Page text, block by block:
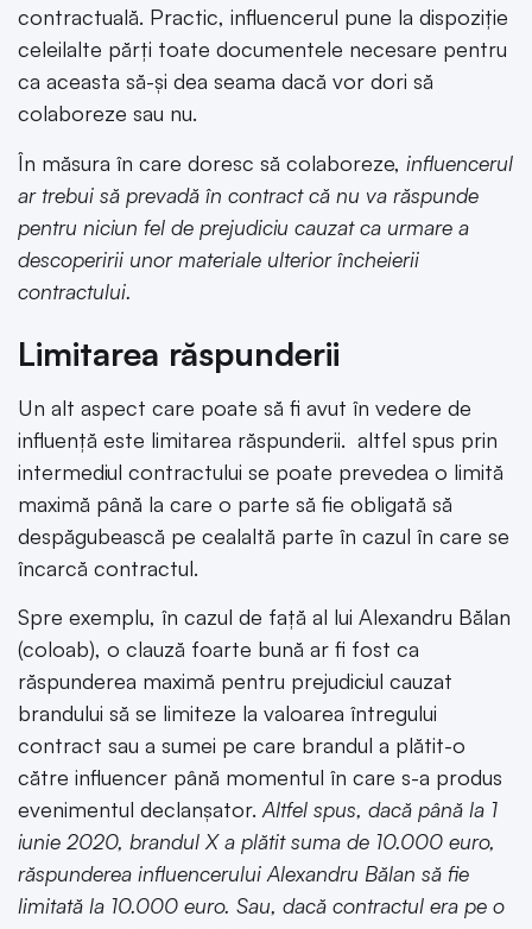
contractuală. Practic, influencerul pune la dispoziție
celeilalte părți toate documentele necesare pentru
ca aceasta să-și dea seama dacă vor dori să
colaboreze sau nu.
În măsura în care doresc să colaboreze, influencerul
ar trebui să prevadă în contract că nu va răspunde
pentru niciun fel de prejudiciu cauzat ca urmare a
descoperirii unor materiale ulterior încheierii
contractului.
Limitarea răspunderii
Un alt aspect care poate să fi avut în vedere de
influență este limitarea răspunderii. altfel spus prin
intermediul contractului se poate prevedea o limită
maximă până la care o parte să fie obligată să
despăgubească pe cealaltă parte în cazul în care se
încarcă contractul.
Spre exemplu, în cazul de față al lui Alexandru Bălan
(coloab), o clauză foarte bună ar fi fost ca
răspunderea maximă pentru prejudiciul cauzat
brandului să se limiteze la valoarea întregului
contract sau a sumei pe care brandul a plătit-o
către influencer până momentul în care s-a produs
evenimentul declanșator. Altfel spus, dacă până la 1
iunie 2020, brandul X a plătit suma de 10.000 euro,
răspunderea influencerului Alexandru Bălan să fie
limitată la 10.000 euro. Sau, dacă contractul era pe o